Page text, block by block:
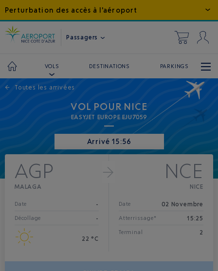
Perturbation des accès à l'aéroport
Passagers
VOLS DESTINATIONS PARKINGS
← Toutes les arrivées
VOL POUR NICE
EASYJET EUROPE EJU7059
Arrivé 15:56
AGP
MALAGA
Date -
Décollage -
22 °C
NCE
NICE
Date 02 Novembre
Atterrissage* 15:25
Terminal 2